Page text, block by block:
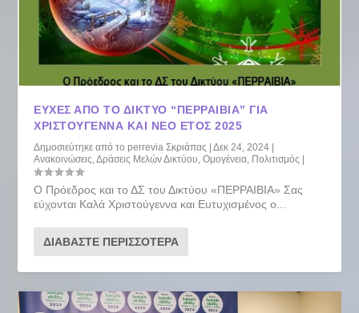
ΕΥΧΕΣ ΑΠΟ ΤΟ ΔΙΚΤΥΟ “ΠΕΡΡΑΙΒΙΑ” ΓΙΑ
ΧΡΙΣΤΟΥΓΕΝΝΑ ΚΑΙ ΝΕΟ ΕΤΟΣ 2025
Δημοσιεύτηκε από τοperrevia Σκριάπας |Δεκ 24, 2024
Ανακοινώσεις,Δράσεις Μελών Δικτύου,Ομογένεια, Πολιτισμός
Ο Πρόεδρος και το ΔΣ του Δικτύου «ΠΕΡΡΑΙΒΙΑ» Σας
εύχονται Καλά Χριστούγεννα και Ευτυχισμένος ο...
ΔΙΑΒΆΣΤΕ ΠΕΡΙΣΣΌΤΕΡΑ